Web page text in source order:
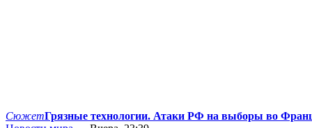
СюжетГрязные технологии. Атаки РФ на выборы во